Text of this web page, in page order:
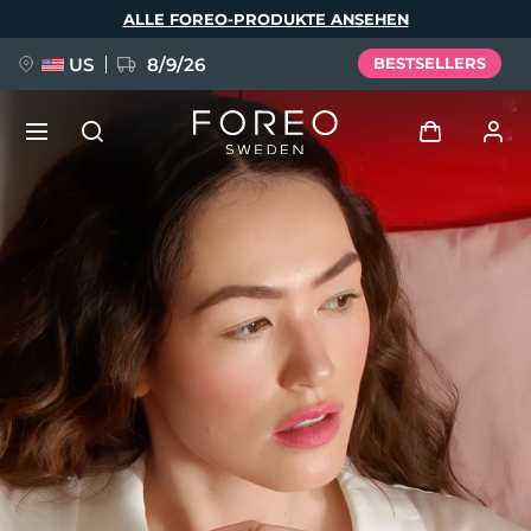
ALLE FOREO-PRODUKTE ANSEHEN
US 8/9/26 BESTSELLERS
Anmelden
Benutzerkonto
Meine Geräte
Meine Bestellungen
Meine Adressen
Meine Abonnements
FAQ™ Pure Beauty-Tech Elixir
BREAKING NEWS
issa™ Teeth Whitening Set
Sprache
English Deutsch
Español
Français
Português
Polski
Svenska
Русский
Türkçe
简体中文 繁體中文